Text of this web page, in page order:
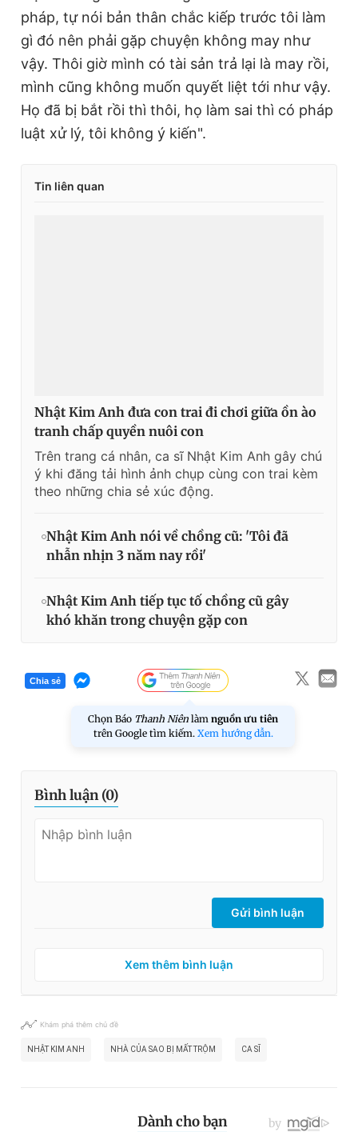
pháp, tự nói bản thân chắc kiếp trước tôi làm
gì đó nên phải gặp chuyện không may như
vậy. Thôi giờ mình có tài sản trả lại là may rồi,
mình cũng không muốn quyết liệt tới như vậy.
Họ đã bị bắt rồi thì thôi, họ làm sai thì có pháp
luật xử lý, tôi không ý kiến".
Tin liên quan
Nhật Kim Anh đưa con trai đi chơi giữa ồn ào
tranh chấp quyền nuôi con
Trên trang cá nhân, ca sĩ Nhật Kim Anh gây chú
ý khi đăng tải hình ảnh chụp cùng con trai kèm
theo những chia sẻ xúc động.
Nhật Kim Anh nói về chồng cũ: 'Tôi đã
nhẫn nhịn 3 năm nay rồi'
Nhật Kim Anh tiếp tục tố chồng cũ gây
khó khăn trong chuyện gặp con
Chia sẻ
Chọn Báo Thanh Niên làm nguồn ưu tiên
trên Google tìm kiếm. Xem hướng dẫn.
Bình luận (0)
Gửi bình luận
Xem thêm bình luận
Khám phá thêm chủ đề
NHẬT KIM ANH NHÀ CỦA SAO BỊ MẤT TRỘM CA SĨ